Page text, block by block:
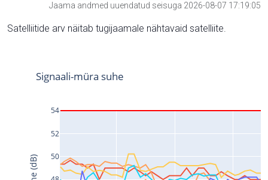
Jaama andmed uuendatud seisuga 2026-08-07 17:19:05
Satelliitide arv näitab tugijaamale nähtavaid satelliite.